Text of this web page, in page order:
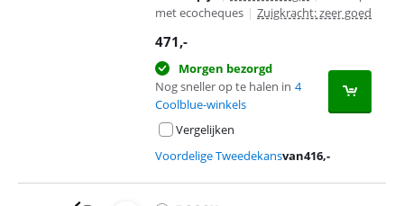
met ecocheques | Zuigkracht: zeer goed
471,-
Morgen bezorgd
Nog sneller op te halen in 4
Coolblue-winkels
Vergelijken
Voordelige Tweedekansvan416,-